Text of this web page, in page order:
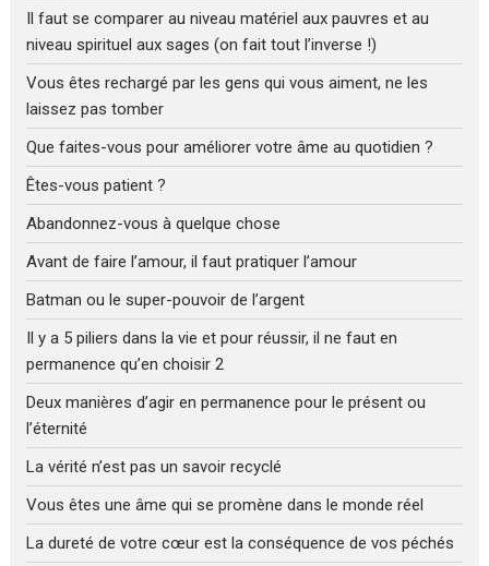
Il faut se comparer au niveau matériel aux pauvres et au
niveau spirituel aux sages (on fait tout l’inverse !)
Vous êtes rechargé par les gens qui vous aiment, ne les
laissez pas tomber
Que faites-vous pour améliorer votre âme au quotidien ?
Êtes-vous patient ?
Abandonnez-vous à quelque chose
Avant de faire l’amour, il faut pratiquer l’amour
Batman ou le super-pouvoir de l’argent
Il y a 5 piliers dans la vie et pour réussir, il ne faut en
permanence qu’en choisir 2
Deux manières d’agir en permanence pour le présent ou
l’éternité
La vérité n’est pas un savoir recyclé
Vous êtes une âme qui se promène dans le monde réel
La dureté de votre cœur est la conséquence de vos péchés